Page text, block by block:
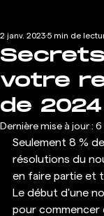
votre
de 2024
2 janv. 2023 5 min de
Dernière mise à jour : 6
Seulement 8 %
résolutions du
en faire partie et
Le début d'une
pour commencer